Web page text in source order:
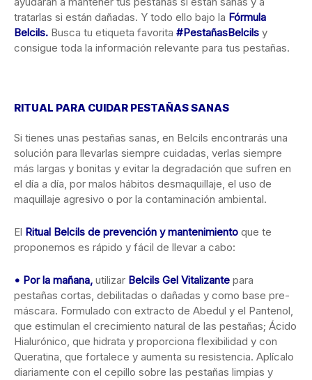
tratarlas si están dañadas. Y todo ello bajo la Fórmula
Belcils. Busca tu etiqueta favorita #PestañasBelcils y
consigue toda la información relevante para tus pestañas.
RITUAL PARA CUIDAR PESTAÑAS SANAS
Si tienes unas pestañas sanas, en Belcils encontrarás una
solución para llevarlas siempre cuidadas, verlas siempre
más largas y bonitas y evitar la degradación que sufren en
el día a día, por malos hábitos desmaquillaje, el uso de
maquillaje agresivo o por la contaminación ambiental.
El Ritual Belcils de prevención y mantenimiento que te
proponemos es rápido y fácil de llevar a cabo:
• Por la mañana, utilizar Belcils Gel Vitalizante para
pestañas cortas, debilitadas o dañadas y como base pre-
máscara. Formulado con extracto de Abedul y el Pantenol,
que estimulan el crecimiento natural de las pestañas; Ácido
Hialurónico, que hidrata y proporciona flexibilidad y con
Queratina, que fortalece y aumenta su resistencia. Aplícalo
diariamente con el cepillo sobre las pestañas limpias y